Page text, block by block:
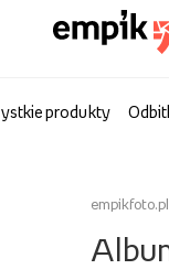
produkty
empikfoto.pl